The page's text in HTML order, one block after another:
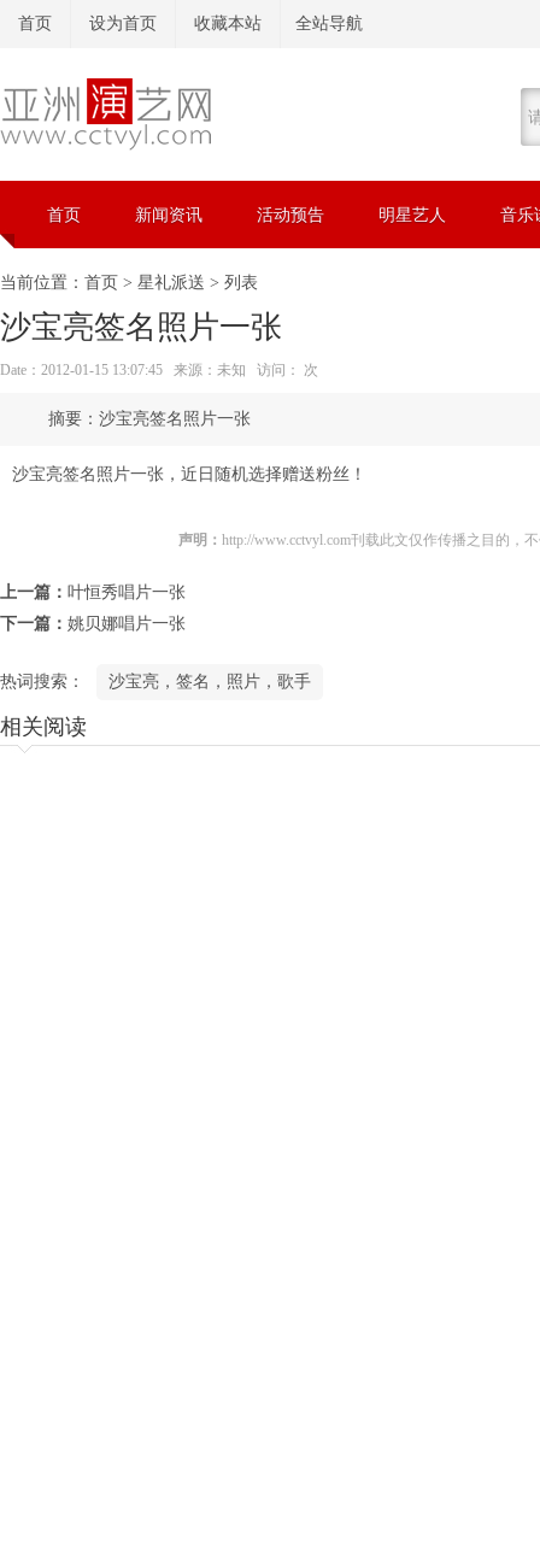
首页 设为首页 收藏本站 全站导航
首页 新闻资讯 活动预告 明星艺人 音乐
当前位置： 首页 > 星礼派送 > 列表
沙宝亮签名照片一张
Date：2012-01-15 13:07:45 来源：未知 访问： 次
沙宝亮签名照片一张
沙宝亮签名照片一张，近日随机选择赠送粉丝！
声明：http://www.cctvyl.com刊载此文仅作传播之目的，
上一篇： 叶恒秀唱片一张
下一篇： 姚贝娜唱片一张
热词搜索： 沙宝亮，签名，照片，歌手
相关阅读